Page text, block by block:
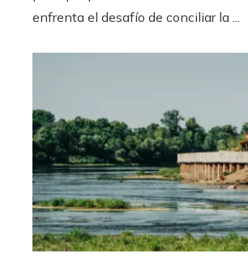
enfrenta el desafío de conciliar la ...